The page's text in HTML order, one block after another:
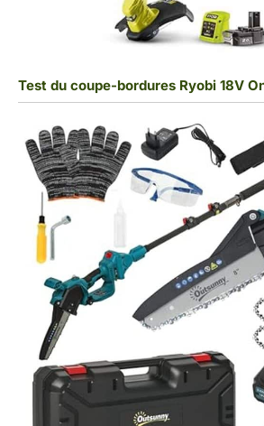
Test du coupe-bordures Ryobi 18V